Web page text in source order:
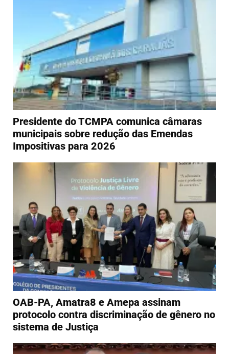
Presidente do TCMPA comunica câmaras
municipais sobre redução das Emendas
Impositivas para 2026
OAB-PA, Amatra8 e Amepa assinam
protocolo contra discriminação de gênero no
sistema de Justiça